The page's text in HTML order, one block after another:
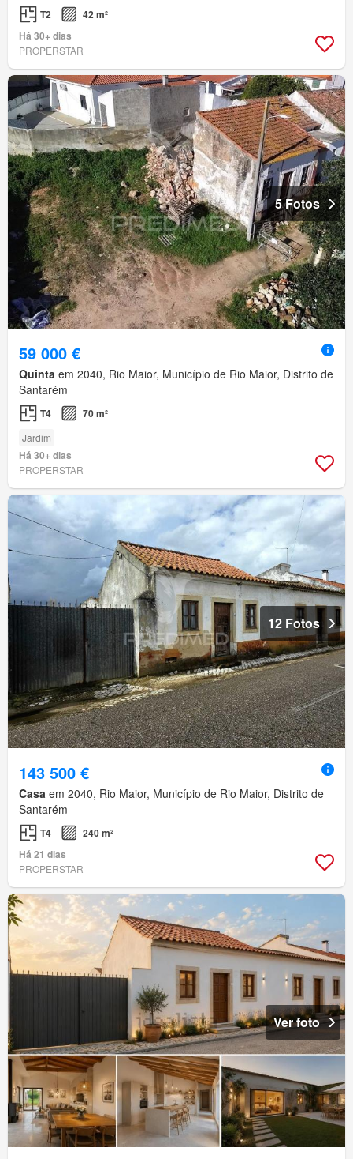
T2
42 m²
Há 30+ dias
PROPERSTAR
5 Fotos
59 000 €
Quinta em 2040, Rio Maior, Município de Rio Maior, Distrito de
Santarém
T4 70 m²
Jardim
Há 30+ dias
PROPERSTAR
12 Fotos
143 500 €
Casa em 2040, Rio Maior, Município de Rio Maior, Distrito de
Santarém
T4
240 m²
Há 21 dias
PROPERSTAR
Ver foto